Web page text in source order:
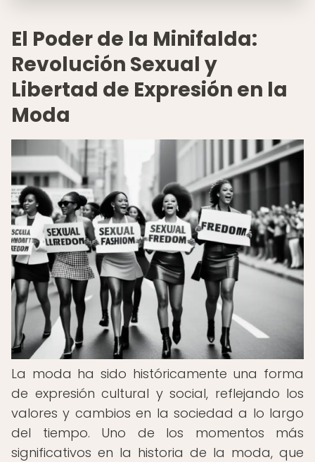
El Poder de la Minifalda:
Revolución Sexual y
Libertad de Expresión en la
Moda
La moda ha sido históricamente una forma
de expresión cultural y social, reflejando los
valores y cambios en la sociedad a lo largo
del tiempo. Uno de los momentos más
significativos en la historia de la moda, que